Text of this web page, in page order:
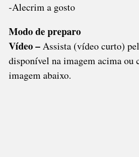
-Alecrim a gosto
Modo de preparo
Vídeo –Assista (vídeo curto)
disponível na imagem acima ou
imagem abaixo.